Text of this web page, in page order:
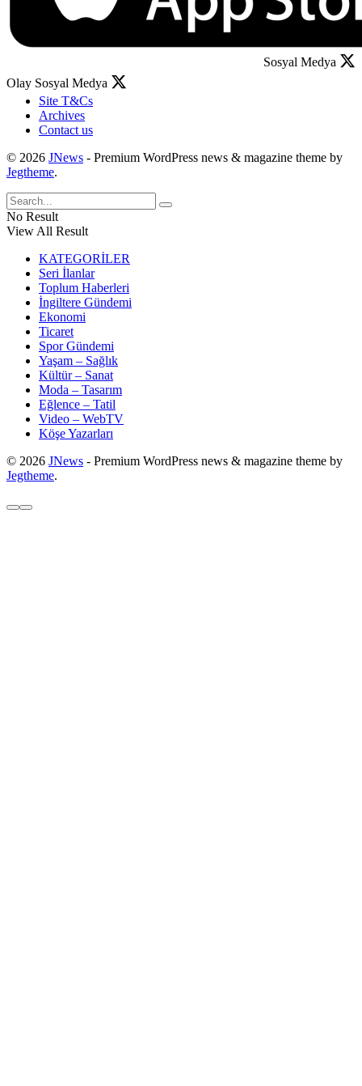
Sosyal Medya
Olay Sosyal Medya
Site T&Cs
Archives
Contact us
© 2026 JNews - Premium WordPress news & magazine theme by
Jegtheme.
No Result
View All Result
KATEGORİLER
Seri İlanlar
Toplum Haberleri
İngiltere Gündemi
Ekonomi
Ticaret
Spor Gündemi
Yaşam – Sağlık
Kültür – Sanat
Moda – Tasarım
Eğlence – Tatil
Video – WebTV
Köşe Yazarları
© 2026 JNews - Premium WordPress news & magazine theme by
Jegtheme.